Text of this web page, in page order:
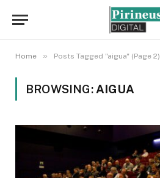
Home » Posts Tagged "aigua" (Page 2)
BROWSING: AIGUA